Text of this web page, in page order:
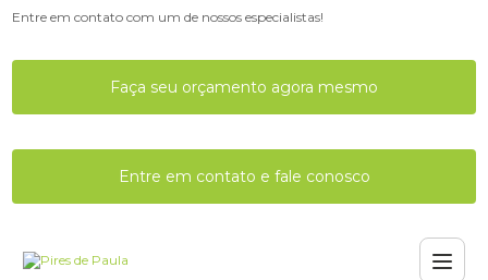
Entre em contato com um de nossos especialistas!
Faça seu orçamento agora mesmo
Entre em contato e fale conosco